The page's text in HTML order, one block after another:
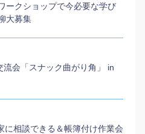
ークショップで今必要な学び
大募集
流会「スナック曲がり角」 in
相談できる＆帳簿付け作業会